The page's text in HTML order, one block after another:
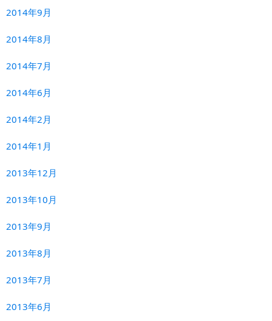
2014年9月
2014年8月
2014年7月
2014年6月
2014年2月
2014年1月
2013年12月
2013年10月
2013年9月
2013年8月
2013年7月
2013年6月